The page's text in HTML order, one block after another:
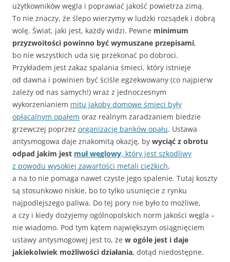
użytkowników węgla i poprawiać jakość powietrza zimą.
To nie znaczy, że ślepo wierzymy w ludzki rozsądek i dobrą
wolę. Świat, jaki jest, każdy widzi. Pewne minimum
przyzwoitości powinno być wymuszane przepisami,
bo nie wszystkich uda się przekonać po dobroci.
Przykładem jest zakaz spalania śmieci, który istnieje
od dawna i powinien być ściśle egzekwowany (co najpierw
zależy od nas samych!) wraz z jednoczesnym
wykorzenianiem mitu jakoby domowe śmieci były
opłacalnym opałem oraz realnym zaradzaniem biedzie
grzewczej poprzez organizację banków opału. Ustawa
antysmogowa daje znakomitą okazję, by wyciąć z obrotu
odpad jakim jest muł węglowy, który jest szkodliwy
z powodu wysokiej zawartości metali ciężkich,
a na to nie pomaga nawet czyste jego spalenie. Tutaj koszty
są stosunkowo niskie, bo to tylko usunięcie z rynku
najpodlejszego paliwa. Do tej pory nie było to możliwe,
a czy i kiedy dożyjemy ogólnopolskich norm jakości węgla –
nie wiadomo. Pod tym kątem największym osiągnięciem
ustawy antysmogowej jest to, że w ogóle jest i daje
jakiekolwiek możliwości działania, dotąd niedostępne.